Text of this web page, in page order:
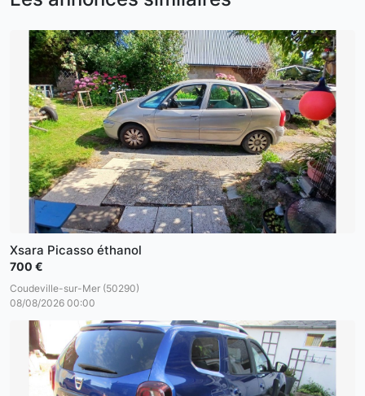
Xsara Picasso éthanol
700 €
Coudeville-sur-Mer (50290)
08/08/2026 00:00